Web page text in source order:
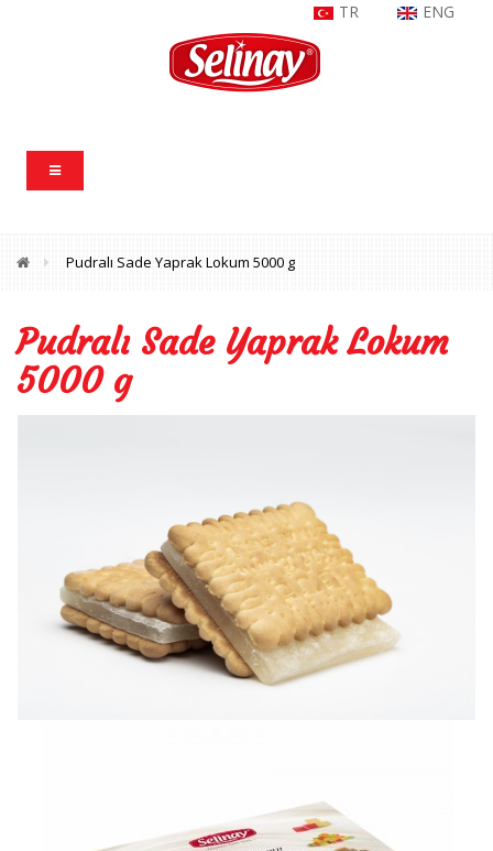
TR ENG
Pudralı Sade Yaprak Lokum 5000 g
Pudralı Sade Yaprak Lokum
5000 g